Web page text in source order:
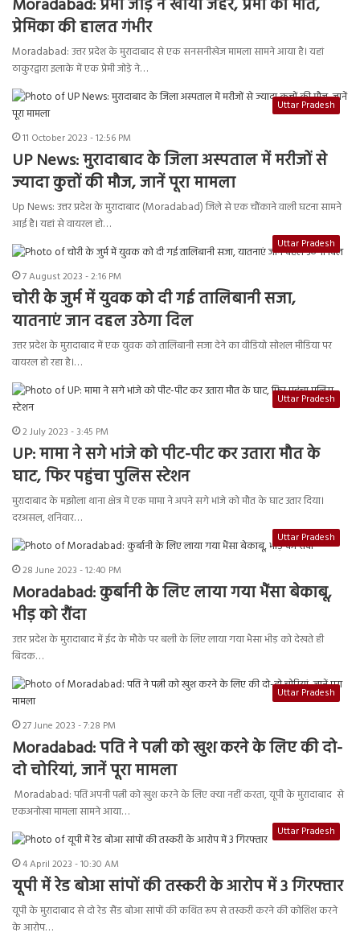
Moradabad: प्रेमी जोड़े ने खाया जहर, प्रेमी की मौत,
प्रेमिका की हालत गंभीर
Moradabad: उत्तर प्रदेश के मुरादाबाद से एक सनसनीखेज मामला सामने आया है। यहां
ठाकुरद्वारा इलाके में एक प्रेमी जोड़े ने…
Uttar Pradesh
11 October 2023 - 12:56 PM
UP News: मुरादाबाद के जिला अस्पताल में मरीजों से
ज्यादा कुत्तों की मौज, जानें पूरा मामला
Up News: उत्तर प्रदेश के मुरादाबाद (Moradabad) जिले से एक चौंकाने वाली घटना सामने
आई है। यहां से वायरल हो…
Uttar Pradesh
7 August 2023 - 2:16 PM
चोरी के जुर्म में युवक को दी गई तालिबानी सजा,
यातनाएं जान दहल उठेगा दिल
उत्तर प्रदेश के मुरादाबाद में एक युवक को तालिबानी सजा देने का वीडियो सोशल मीडिया पर
वायरल हो रहा है।…
Uttar Pradesh
2 July 2023 - 3:45 PM
UP: मामा ने सगे भांजे को पीट-पीट कर उतारा मौत के
घाट, फिर पहुंचा पुलिस स्टेशन
मुरादाबाद के मझोला थाना क्षेत्र में एक मामा ने अपने सगे भांजे को मौत के घाट उतार दिया।
दरअसल, शनिवार…
Uttar Pradesh
28 June 2023 - 12:40 PM
Moradabad: कुर्बानी के लिए लाया गया भैंसा बेकाबू,
भीड़ को रौंदा
उत्तर प्रदेश के मुरादाबाद में ईद के मौके पर बली के लिए लाया गया भैसा भीड़ को देखते ही
बिदक…
Uttar Pradesh
27 June 2023 - 7:28 PM
Moradabad: पति ने पत्नी को खुश करने के लिए की दो-
दो चोरियां, जानें पूरा मामला
Moradabad: पति अपनी पत्नी को खुश करने के लिए क्या नहीं करता, यूपी के मुरादाबाद से
एकअनोखा मामला सामने आया…
Uttar Pradesh
4 April 2023 - 10:30 AM
यूपी में रेड बोआ सांपों की तस्करी के आरोप में 3 गिरफ्तार
यूपी के मुरादाबाद से दो रेड सैंड बोआ सांपों की कथित रूप से तस्करी करने की कोशिश करने
के आरोप…